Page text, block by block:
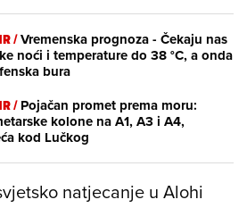
/Vremenska prognoza - Čekaju nas
noći i temperature do 38 °C, a onda
bura
/Pojačan promet prema moru:
kolone na A1, A3 i A4,
kod Lučkog
natjecanje u Alohi